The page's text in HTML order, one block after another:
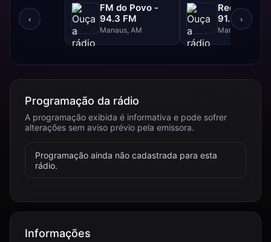
‹
FM do Povo -
94.3 FM
Manaus, AM
Rede
91.5 FM
Manaus, AM
›
Programação da rádio
A programação exibida é informativa e pode sofrer
alterações sem aviso prévio pela emissora.
Programação ainda não cadastrada para esta
rádio.
Informações